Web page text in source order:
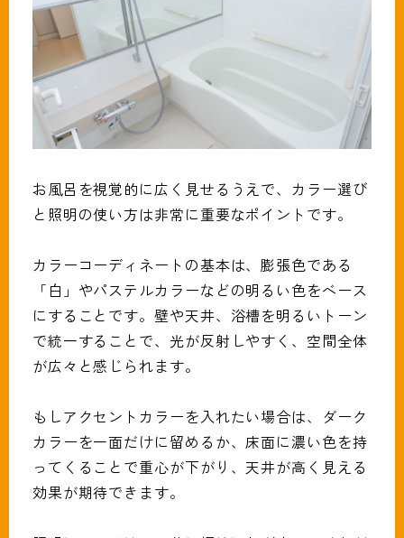
お風呂を視覚的に広く見せるうえで、カラー選び
と照明の使い方は非常に重要なポイントです。
カラーコーディネートの基本は、膨張色である
「白」やパステルカラーなどの明るい色をベース
にすることです。壁や天井、浴槽を明るいトーン
で統一することで、光が反射しやすく、空間全体
が広々と感じられます。
もしアクセントカラーを入れたい場合は、ダーク
カラーを一面だけに留めるか、床面に濃い色を持
ってくることで重心が下がり、天井が高く見える
効果が期待できます。